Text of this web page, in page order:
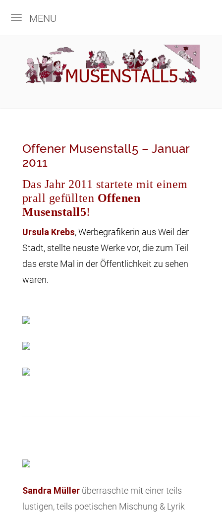
MENU
Offener Musenstall5 – Januar
2011
Das Jahr 2011 startete mit einem
prall gefüllten Offenen
Musenstall5!
Ursula Krebs, Werbegrafikerin aus Weil der
Stadt, stellte neuste Werke vor, die zum Teil
das erste Mal in der Öffentlichkeit zu sehen
waren.
Sandra Müllerüberraschte mit einer teils
lustigen, teils poetischen Mischung & Lyrik